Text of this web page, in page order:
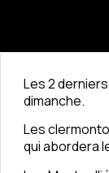
Les 2
dimanche.
Les
qui abordera